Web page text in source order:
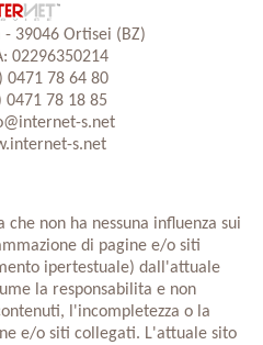
- 39046 Ortisei (BZ)
02296350214
0471 78 64 80
0471 78 18 85
s.net
s.net
non ha nessuna influenza sui
di pagine e/o siti
ipertestuale) dall'attuale
la responsabilita e non
l'incompletezza o la
e/o siti collegati. L'attuale sito